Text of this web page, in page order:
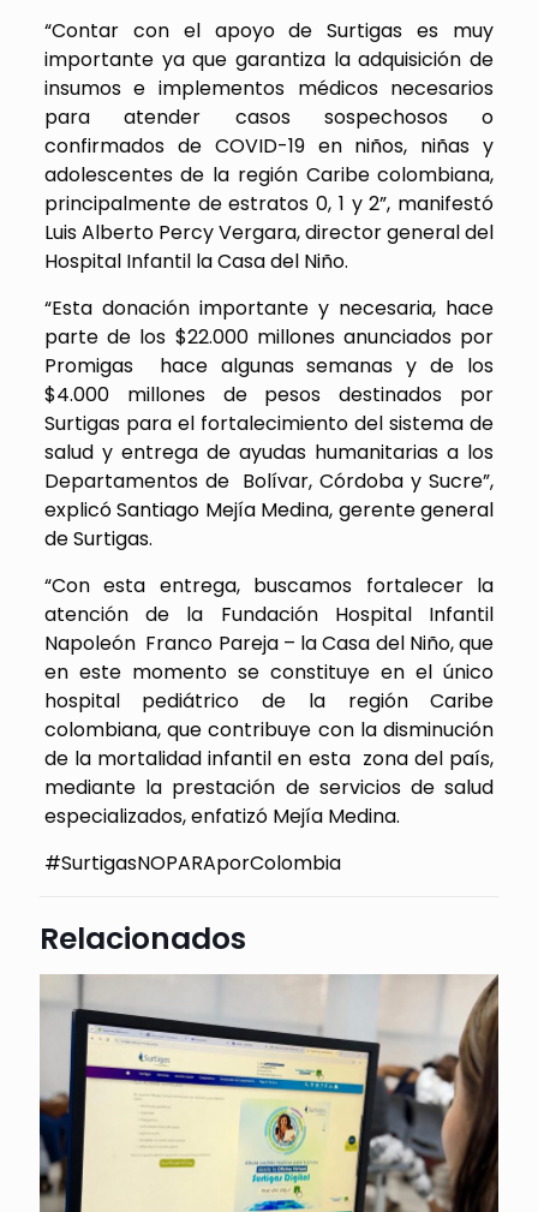
“Contar con el apoyo de Surtigas es muy
importante ya que garantiza la adquisición de
insumos e implementos médicos necesarios
para atender casos sospechosos o
confirmados de COVID-19 en niños, niñas y
adolescentes de la región Caribe colombiana,
principalmente de estratos 0, 1 y 2”, manifestó
Luis Alberto Percy Vergara, director general del
Hospital Infantil la Casa del Niño.
“Esta donación importante y necesaria, hace
parte de los $22.000 millones anunciados por
Promigas hace algunas semanas y de los
$4.000 millones de pesos destinados por
Surtigas para el fortalecimiento del sistema de
salud y entrega de ayudas humanitarias a los
Departamentos de Bolívar, Córdoba y Sucre”,
explicó Santiago Mejía Medina, gerente general
de Surtigas.
“Con esta entrega, buscamos fortalecer la
atención de la Fundación Hospital Infantil
Napoleón Franco Pareja – la Casa del Niño, que
en este momento se constituye en el único
hospital pediátrico de la región Caribe
colombiana, que contribuye con la disminución
de la mortalidad infantil en esta zona del país,
mediante la prestación de servicios de salud
especializados, enfatizó Mejía Medina.
#SurtigasNOPARAporColombia
Relacionados